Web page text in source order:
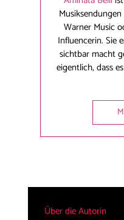
Warner Music
Influencerin. Sie
sichtbar macht
eigentlich, dass
Über die Autorin